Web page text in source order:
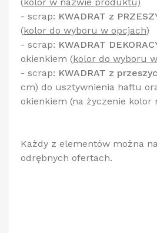
- scrap: KWADRAT z
(kolor do wyboru w opcjach)
- scrap: KWADRAT
okienkiem (kolor do wyboru
- scrap: KWADRAT z
cm) do usztywnienia haftu
okienkiem (na życzenie kolor
Każdy z elementów można
odrębnych ofertach.